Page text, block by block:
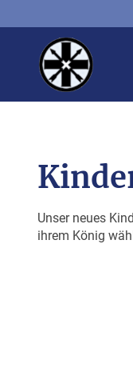
Unser neues
ihrem König